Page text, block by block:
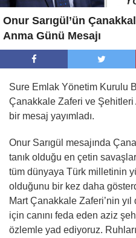
Onur Sarıgül’ün
Anma Günü Mesajı
Sure Emlak Yönetim Kurulu
Çanakkale Zaferi ve
bir mesaj yayımladı.
Onur Sarıgül mesajında
tanık olduğu en çetin
tüm dünyaya Türk milletinin
olduğunu bir kez daha
Mart Çanakkale Zaferi’nin yıl
için canını feda eden aziz
özlemle yad ediyoruz.